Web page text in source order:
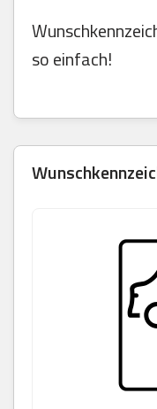
so einfach!